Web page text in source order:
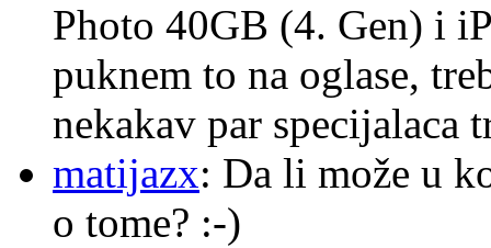
Photo 40GB (4. Gen) i
puknem to na oglase,
nekakav par
matijazx: Da li može u
o tome? :-)